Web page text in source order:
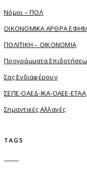
Νόμοι – ΠΟΛ
ΟΙΚΟΝΟΜΙΚΑ ΑΡΘΡΑ
ΠΟΛΙΤΙΚΗ – ΟΙΚΟΝΟΜΙΑ
Προγράμματα
Σας Ενδιαφέρουν
ΣΕΠΕ-ΟΑΕΔ-ΙΚΑ-ΟΑΕΕ-ΕΤΑΑ
Σημαντικές Αλλαγές
TAGS